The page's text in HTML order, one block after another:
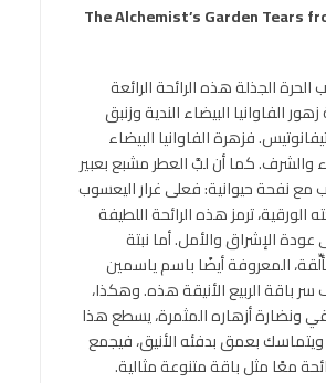
The Alchemist’s Garden Tears
الجذلة هذه الرائحة الرائعة
الفاوانيا البيضاء الندية وزنبق
فزهرة الفاوانيا البيضاء
والشرف. كما أن لبَّ العطر مشبع بعبير
مع نفحة حيوانية: فعلى غرار اليعسوب
الورقية، ترمز هذه الرائحة اللطيفة
عودة الإشراق والأمل. أما نبتة
المعروفة أيضًا باسم ياسمين
باقة الربيع الأنيقة هذه. وهكذا،
ونضارة أزهاره المثمرة، يسطع هذا
ويتماسك بعمق بدفئه الأنيق، فيجمع
معًا مثل باقة متنوعة مثالية.